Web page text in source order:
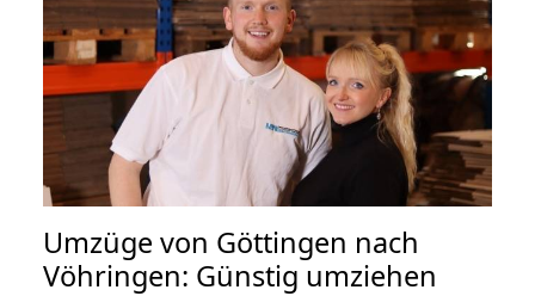
Umzüge von Göttingen nach
Vöhringen: Günstig umziehen